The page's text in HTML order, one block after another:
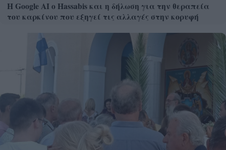
Η Google ΑΙ ο Hassabis και η δήλωση για την θεραπεία
του καρκίνου που εξηγεί τις αλλαγές στην κορυφή